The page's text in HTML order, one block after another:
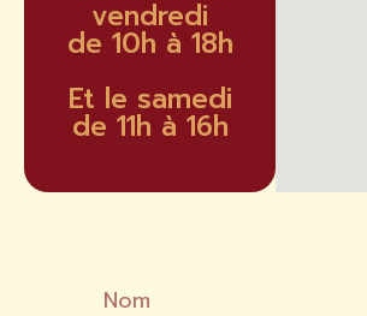
vendredi
de 10h à 18h
Et le samedi
de 11h à 16h